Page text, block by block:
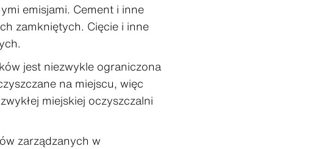
emisjami. Cement i inne
zamkniętych. Cięcie i inne
jest niezwykle ograniczona
na miejscu, więc
miejskiej oczyszczalni
zarządzanych w